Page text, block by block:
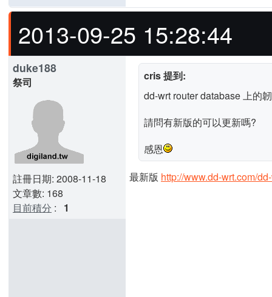
2013-09-25 15:28:44
duke188
祭司
註冊日期: 2008-11-18
文章數: 168
目前積分 : 1
cris 提到:
dd-wrt router database 上的
請問有新版的可以更新嗎?
感恩
最新版 http://www.dd-wrt.com/